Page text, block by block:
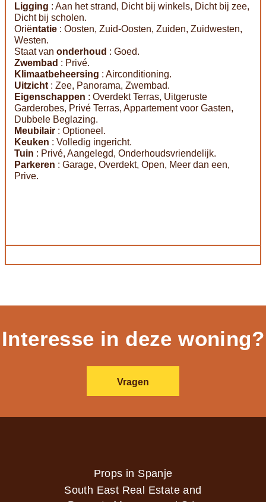
Ligging : Aan het strand, Dicht bij winkels, Dicht bij zee,
Dicht bij scholen.
Oriëntatie : Oosten, Zuid-Oosten, Zuiden, Zuidwesten,
Westen.
Staat van onderhoud : Goed.
Zwembad : Privé.
Klimaatbeheersing : Airconditioning.
Uitzicht : Zee, Panorama, Zwembad.
Eigenschappen : Overdekt Terras, Uitgeruste
Garderobes, Privé Terras, Appartement voor Gasten,
Dubbele Beglazing.
Meubilair : Optioneel.
Keuken : Volledig ingericht.
Tuin : Privé, Aangelegd, Onderhoudsvriendelijk.
Parkeren : Garage, Overdekt, Open, Meer dan een,
Prive.
Interesse in deze woning?
Vragen
Props in Spanje
South East Real Estate and